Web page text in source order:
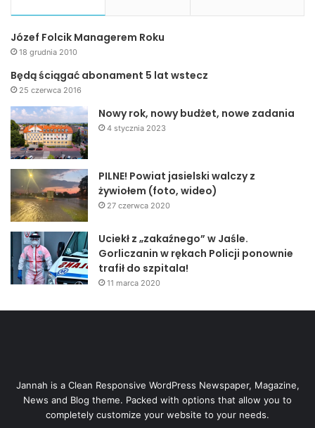
Józef Folcik Managerem Roku
18 grudnia 2010
Będą ściągać abonament 5 lat wstecz
25 czerwca 2016
Nowy rok, nowy budżet, nowe zadania
4 stycznia 2023
PILNE! Powiat jasielski walczy z
żywiołem (foto, wideo)
27 czerwca 2020
Uciekł z „zakaźnego” w Jaśle.
Gorliczanin w rękach Policji ponownie
trafił do szpitala!
11 marca 2020
Jannah is a Clean Responsive WordPress Newspaper, Magazine,
News and Blog theme. Packed with options that allow you to
completely customize your website to your needs.